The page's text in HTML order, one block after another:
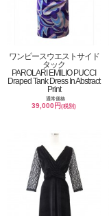
ワンピースウエストサイド
タック
PAROLARI EMILIO PUCCI
Draped Tank Dress In Abstract
Print
通常価格
39,000円(税別)